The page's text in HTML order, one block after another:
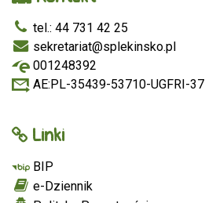
tel.: 44 731 42 25
sekretariat@splekinsko.pl
001248392
AE:PL-35439-53710-UGFRI-37
Linki
BIP
e-Dziennik